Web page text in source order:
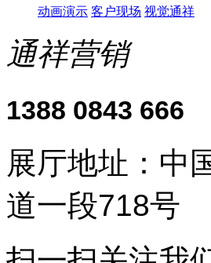
动画演示 客户现场 视觉通祥
通祥营销
1388 0843 666
展厅地址：中
道一段718号